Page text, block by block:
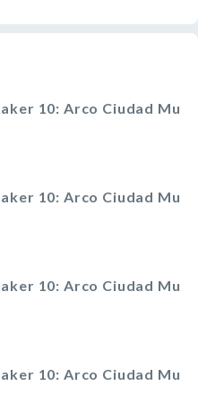
10: Arco Ciudad Mu
10: Arco Ciudad Mu
10: Arco Ciudad Mu
10: Arco Ciudad Mu